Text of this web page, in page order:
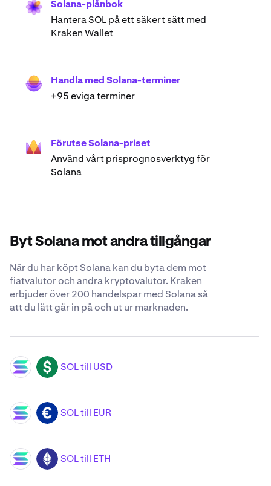
Solana-plånbok
Hantera SOL på ett säkert sätt med
Kraken Wallet
Handla med Solana-terminer
+95 eviga terminer
Förutse Solana-priset
Använd vårt prisprognosverktyg för
Solana
Byt Solana mot andra tillgångar
När du har köpt Solana kan du byta dem mot
fiatvalutor och andra kryptovalutor. Kraken
erbjuder över 200 handelspar med Solana så
att du lätt går in på och ut ur marknaden.
SOL USD SOL till USD
SOL EUR SOL till EUR
SOL ETH SOL till ETH